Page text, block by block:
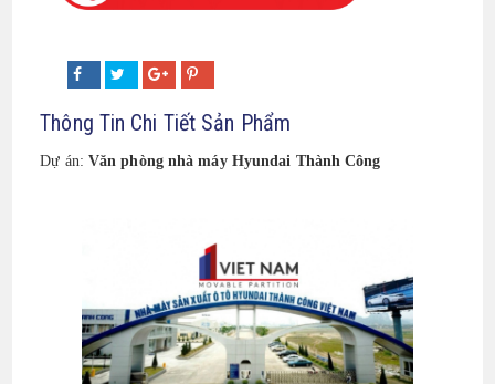
Thông Tin Chi Tiết Sản Phẩm
Dự án: Văn phòng nhà máy Hyundai Thành Công